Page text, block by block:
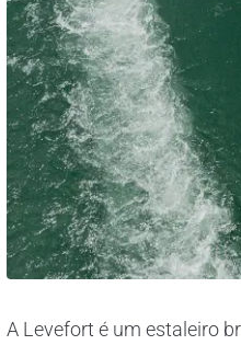
A Levefort é um estaleiro